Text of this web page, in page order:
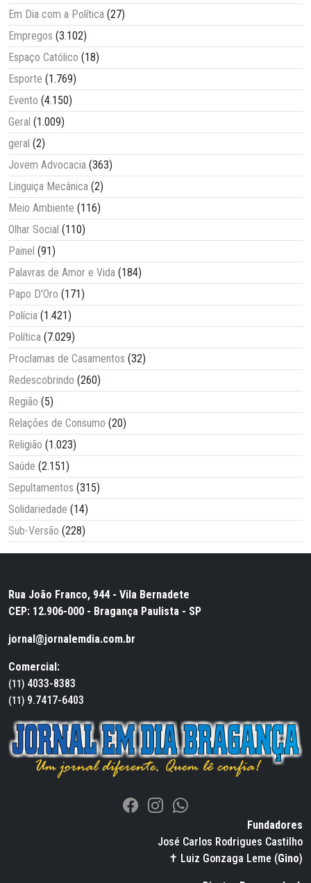
Em Dia com a Política (27)
Empregos (3.102)
Espaço Católico (18)
Esporte (1.769)
Evento (4.150)
Geral (1.009)
geral (2)
Jovem Advocacia (363)
Linguiça Mecânica (2)
Meio Ambiente (116)
Olhar Social (110)
Painel (91)
Palavras de Amor e Vida (184)
Papo D'Oro (171)
Polícia (1.421)
Política (7.029)
Proclamas de Casamentos (32)
Redescobrindo (260)
Região (5)
Relações de Consumo (20)
Religião (1.023)
Saúde (2.151)
Sepultamentos (315)
Solidariedade (14)
Sub-Versão (228)
Rua João Franco, 944 - Vila Bernadete
CEP: 12.906-000 - Bragança Paulista - SP
jornal@jornalemdia.com.br
Comercial:
(11) 4033-8383
(11) 9.7417-6403
Fundadores
José Carlos Rodrigues Castilho
✝ Luiz Gonzaga Leme (Gino)